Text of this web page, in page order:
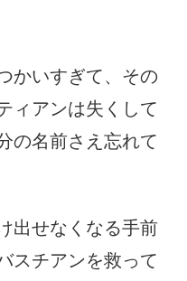
かいすぎて、その
ィアンは失くして
の名前さえ忘れて
出せなくなる手前
スチアンを救って